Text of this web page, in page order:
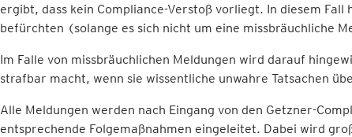
ergibt, dass kein Compliance-Verstoß vorliegt. In diesem
befürchten (solange es sich nicht um eine missbräuchliche
Im Falle von missbräuchlichen Meldungen wird darauf
strafbar macht, wenn sie wissentliche unwahre Tatsachen
Alle Meldungen werden nach Eingang von den Getzner-
entsprechende Folgemaßnahmen eingeleitet. Dabei wird